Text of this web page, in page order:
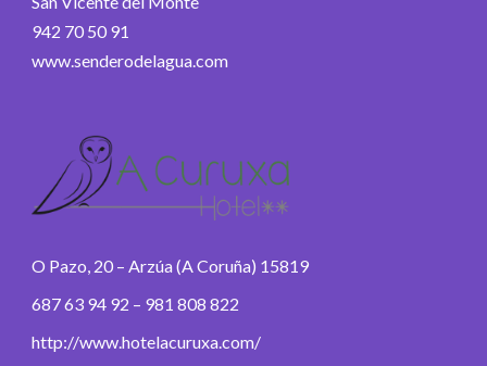
942 70 50 91
www.senderodelagua.com
O Pazo, 20 – Arzúa (A Coruña) 15819
687 63 94 92 – 981 808 822
http://www.hotelacuruxa.com/